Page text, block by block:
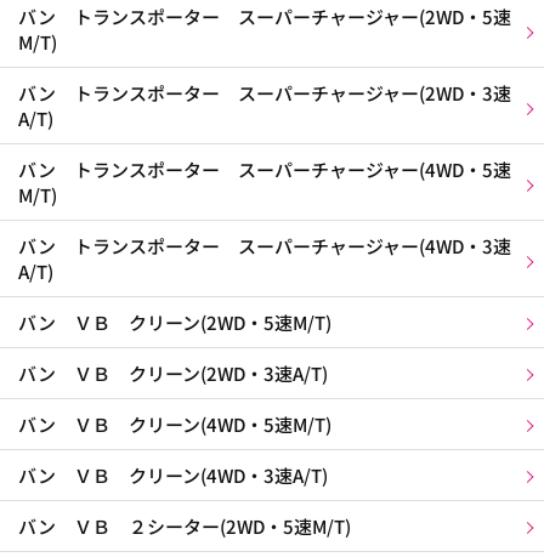
バン トランスポーター スーパーチャージャー(2WD・5速
M/T)
バン トランスポーター スーパーチャージャー(2WD・3速
A/T)
バン トランスポーター スーパーチャージャー(4WD・5速
M/T)
バン トランスポーター スーパーチャージャー(4WD・3速
A/T)
バン ＶＢ クリーン(2WD・5速M/T)
バン ＶＢ クリーン(2WD・3速A/T)
バン ＶＢ クリーン(4WD・5速M/T)
バン ＶＢ クリーン(4WD・3速A/T)
バン ＶＢ ２シーター(2WD・5速M/T)